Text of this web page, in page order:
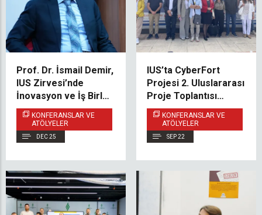
Prof. Dr. İsmail Demir,
IUS Zirvesi’nde
İnovasyon ve İş Birliği
Üzerine
Değerlendirmelerde
Bulundu
KONFERANSLAR VE
ATÖLYELER
DEC 25
IUS’ta CyberFort
Projesi 2. Uluslararası
Proje Toplantısı
Başarıyla
Gerçekleştirilmiştir
KONFERANSLAR VE
ATÖLYELER
SEP 22